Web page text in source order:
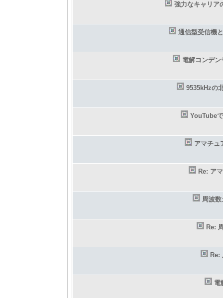
強力なキャリア
通信型受信機
電解コンデン
9535kHzの
YouTube
アマチュ
Re: ア
周波
Re:
Re:
電